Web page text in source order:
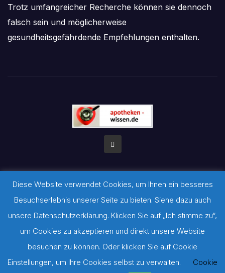
Trotz umfangreicher Recherche können sie dennoch
falsch sein und möglicherweise
gesundheitsgefährdende Empfehlungen enthalten.
Themeansar
ImpressumDatenschutzerklärung Archiv der Gesundheitsratgeber
©-Hinweis zu verwendeten Bildern: Sofern auf dieser Seite keine
Quellennachweise gesetzt werden konnten, befinden sich diese
Diese Website verwendet Cookies, um Ihnen ein besseres
Besuchserlebnis unserer Seite zu bieten. Siehe dazu auch
unsere Datenschutzerklärung. Klicken Sie auf „Ich stimme zu“,
um Cookies zu akzeptieren und direkt unsere Website
besuchen zu können. Oder klicken Sie auf Cookie
Einstellungen, um Ihre Cookies selbst zu verwalten.
Cookie